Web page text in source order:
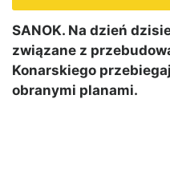
SANOK. Na dzień
związane z
Konarskiego
obranymi planami.